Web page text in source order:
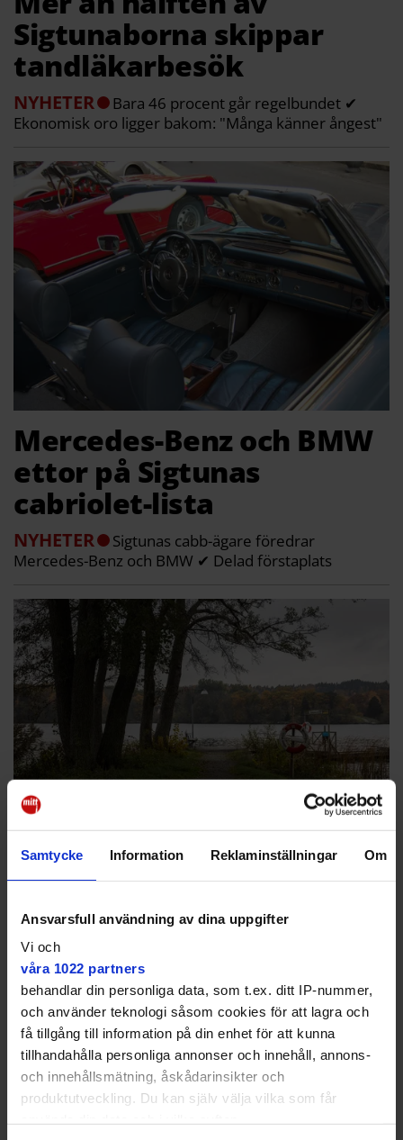
Samtycke Information Reklaminställningar Om
Ansvarsfull användning av dina uppgifter
Vi och
våra 1022 partners
behandlar din personliga data, som t.ex. ditt IP-nummer,
och använder teknologi såsom cookies för att lagra och
få tillgång till information på din enhet för att kunna
tillhandahålla personliga annonser och innehåll, annons-
och innehållsmätning, åskådarinsikter och
produktutveckling. Du kan själv välja vilka som får
Sigtunaborna skippar
tandläkarbesök
NYHETER
Bara 46 procent går regelbundet ✔
Ekonomisk oro ligger bakom: "Många känner ångest"
Mercedes-Benz och BMW
ettor på Sigtunas
cabriolet-lista
NYHETER
Sigtunas cabb-ägare föredrar
Mercedes-Benz och BMW ✔ Delad förstaplats
Man friades från elva år
gammalt mord –
överklagas
NYHETER
Kvinna hittades död i isvak 2015 ✔
Åklagaren överklagar friande dom